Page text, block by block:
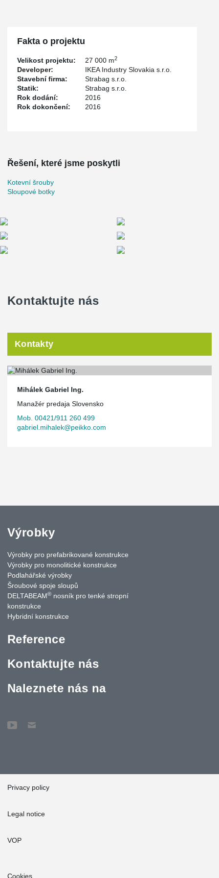
Fakta o projektu
Velikost projektu: 27 000 m2
Developer:
IKEA Industry Slovakia s.r.o.
Stavební firma:
Strabag s.r.o.
Statik:
Strabag s.r.o.
Rok dodání:
2016
Rok dokončení:
2016
Řešení, které jsme poskytli
Kotevní šrouby
Sloupové botky
Kontaktujte nás
Kontakty
Mihálek Gabriel Ing.
Manažér predaja Slovensko
Mob. 00421/911 260 499
gabriel.mihalek@peikko.com
Výrobky
Výrobky pro prefabrikované konstrukce
Výrobky pro monolitické konstrukce
Podlahářské výrobky
Šroubové spoje sloupů
DELTABEAM® nosník pro tenké stropní
konstrukce
Hybridní konstrukce
Reference
Kontaktujte nás
Naleznete nás na
Privacy policy
Legal notice
VOP
Cookies